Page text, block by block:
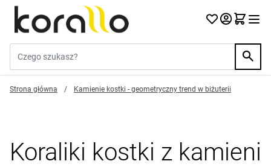
Przejdź do treści
Strona główna / Kamienie kostki - geometryczny trend w biżuterii
Koraliki kostki z kamieni